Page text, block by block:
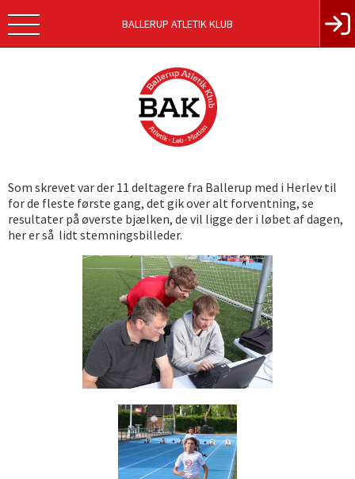
BALLERUP ATLETIK KLUB
Som skrevet var der 11 deltagere fra Ballerup med i Herlev til
for de fleste første gang, det gik over alt forventning, se
resultater på øverste bjælken, de vil ligge der i løbet af dagen,
her er så lidt stemningsbilleder.